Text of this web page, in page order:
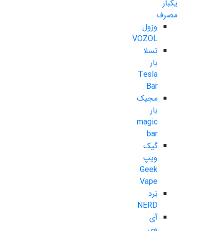
یکبار
مصرف
وزول
VOZOL
تسلا
بار
Tesla
Bar
مجیک
بار
magic
bar
گیک
ویپ
Geek
Vape
نِرد
NERD
آی